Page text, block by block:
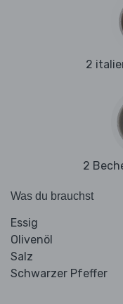
2
2
Was du brauchst
Essig
Olivenöl
Salz
Schwarzer Pfeffer